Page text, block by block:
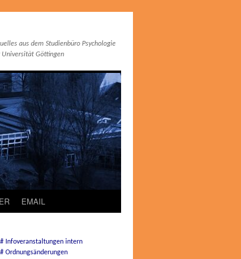
aus dem Studienbüro Psychologie
Universität Göttingen
EMAIL
# Infoveranstaltungen intern
# Ordnungsänderungen